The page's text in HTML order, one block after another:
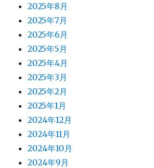
2025年8月
2025年7月
2025年6月
2025年5月
2025年4月
2025年3月
2025年2月
2025年1月
2024年12月
2024年11月
2024年10月
2024年9月